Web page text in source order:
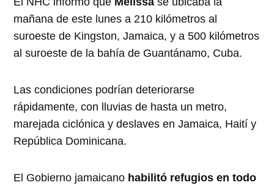
mañana de este lunes a 210 kilómetros al
suroeste de Kingston, Jamaica, y a 500 kilómetros
al suroeste de la bahía de Guantánamo, Cuba.
Las condiciones podrían deteriorarse
rápidamente, con lluvias de hasta un metro,
marejada ciclónica y deslaves en Jamaica, Haití y
República Dominicana.
El Gobierno jamaicano habilitó refugios en todo